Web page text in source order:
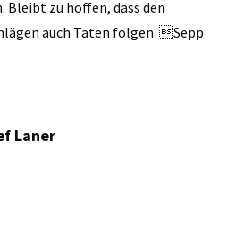
Bleibt zu hoffen, dass den
auch Taten folgen. Sepp
Laner